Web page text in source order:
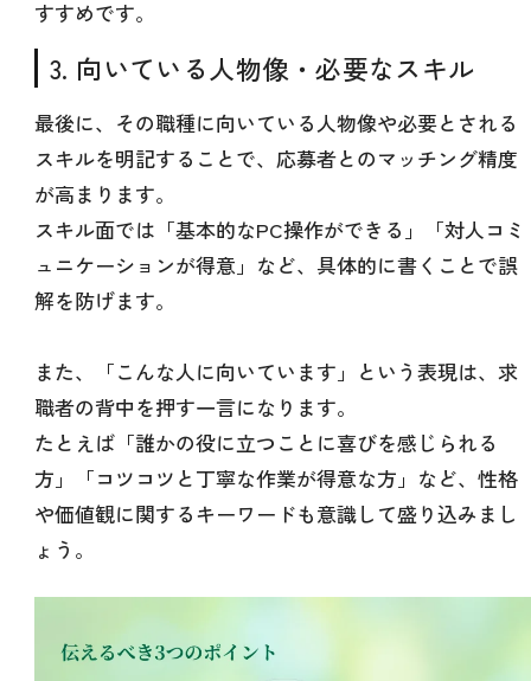
すすめです。
3. 向いている人物像・必要なスキル
最後に、その職種に向いている人物像や必要とされる
スキルを明記することで、応募者とのマッチング精度
が高まります。
スキル面では「基本的なPC操作ができる」「対人コミ
ュニケーションが得意」など、具体的に書くことで誤
解を防げます。
また、「こんな人に向いています」という表現は、求
職者の背中を押す一言になります。
たとえば「誰かの役に立つことに喜びを感じられる
方」「コツコツと丁寧な作業が得意な方」など、性格
や価値観に関するキーワードも意識して盛り込みまし
ょう。